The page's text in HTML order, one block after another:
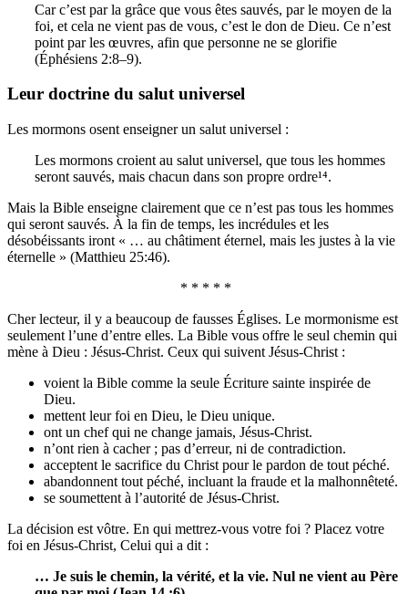
Car c’est par la grâce que vous êtes sauvés, par le moyen de la
foi, et cela ne vient pas de vous, c’est le don de Dieu. Ce n’est
point par les œuvres, afin que personne ne se glorifie
(Éphésiens 2:8–9).
Leur doctrine du salut universel
Les mormons osent enseigner un salut universel :
Les mormons croient au salut universel, que tous les hommes
seront sauvés, mais chacun dans son propre ordre¹⁴.
Mais la Bible enseigne clairement que ce n’est pas tous les hommes
qui seront sauvés. À la fin de temps, les incrédules et les
désobéissants iront « … au châtiment éternel, mais les justes à la vie
éternelle » (Matthieu 25:46).
* * * * *
Cher lecteur, il y a beaucoup de fausses Églises. Le mormonisme est
seulement l’une d’entre elles. La Bible vous offre le seul chemin qui
mène à Dieu : Jésus-Christ. Ceux qui suivent Jésus-Christ :
voient la Bible comme la seule Écriture sainte inspirée de
Dieu.
mettent leur foi en Dieu, le Dieu unique.
ont un chef qui ne change jamais, Jésus-Christ.
n’ont rien à cacher ; pas d’erreur, ni de contradiction.
acceptent le sacrifice du Christ pour le pardon de tout péché.
abandonnent tout péché, incluant la fraude et la malhonnêteté.
se soumettent à l’autorité de Jésus-Christ.
La décision est vôtre. En qui mettrez-vous votre foi ? Placez votre
foi en Jésus-Christ, Celui qui a dit :
… Je suis le chemin, la vérité, et la vie. Nul ne vient au Père